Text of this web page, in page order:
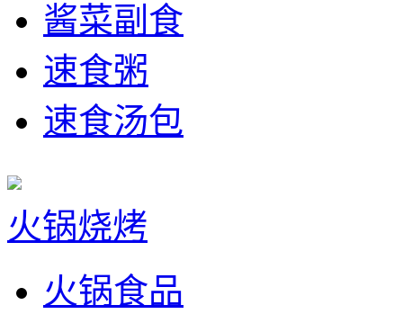
酱菜副食
速食粥
速食汤包
火锅烧烤
火锅食品